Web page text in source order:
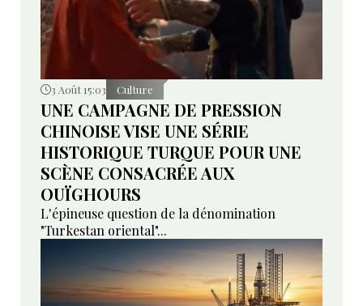
3 Août 15:03 Culture
UNE CAMPAGNE DE PRESSION
CHINOISE VISE UNE SÉRIE
HISTORIQUE TURQUE POUR UNE
SCÈNE CONSACRÉE AUX
OUÏGHOURS
L'épineuse question de la dénomination
"Turkestan oriental"...